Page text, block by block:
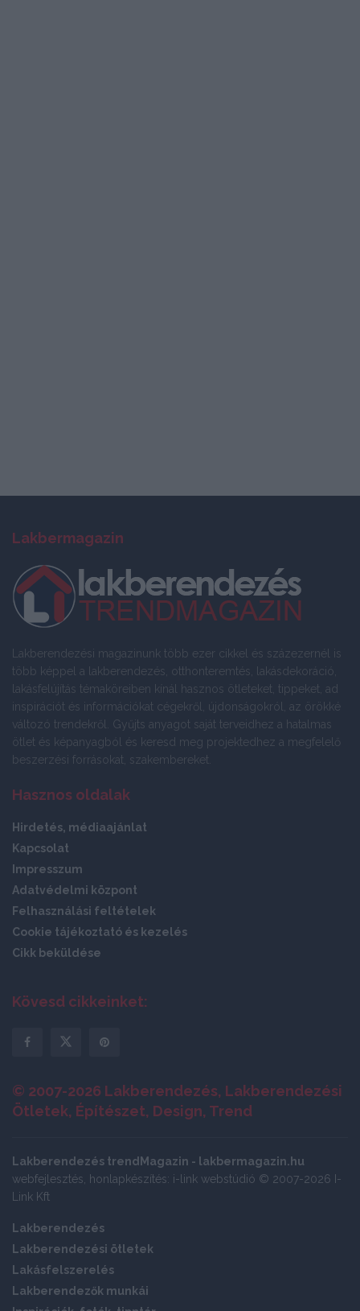
Lakbermagazin
Lakberendezési magazinunk több ezer cikkel és százezernél is
több képpel a lakberendezés, otthonteremtés, lakásdekoráció,
lakásfelújítás témaköreiben kínál hasznos ötleteket, tippeket, ad
inspirációt és információkat cégekről, újdonságokról, az örökké
változó trendekről. Gyűjts anyagot saját terveidhez a hatalmas
ötlet és képanyagból és keresd meg projektedhez a megfelelő
beszerzési forrásokat, szakembereket.
Hasznos oldalak
Hirdetés, médiaajánlat
Kapcsolat
Impresszum
Adatvédelmi központ
Felhasználási feltételek
Cookie tájékoztató és kezelés
Cikk beküldése
Kövesd cikkeinket:
© 2007-2026 Lakberendezés, Lakberendezési
Ötletek, Építészet, Design, Trend
Lakberendezés trendMagazin - lakbermagazin.hu
webfejlesztés, honlapkészítés: i-link webstúdió © 2007-2026 I-
Link Kft
Lakberendezés
Lakberendezési ötletek
Lakásfelszerelés
Lakberendezők munkái